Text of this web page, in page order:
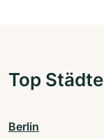
Top Städte
Berlin